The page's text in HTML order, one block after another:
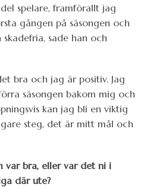
spelare, framförallt jag
gången på säsongen och
sade han och
bra och jag är positiv. Jag
säsongen bakom mig och
kan jag bli en viktig
steg, det är mitt mål och
var bra, eller var det ni i
där ute?